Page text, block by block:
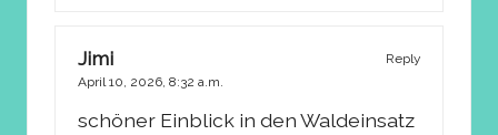
Jimi
Reply
April 10, 2026, 8:32 a.m.
schöner Einblick in den Waldeinsatz